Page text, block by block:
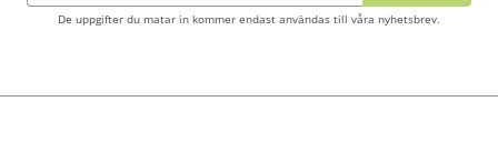
De uppgifter du matar in kommer endast användas till våra nyhetsbrev.